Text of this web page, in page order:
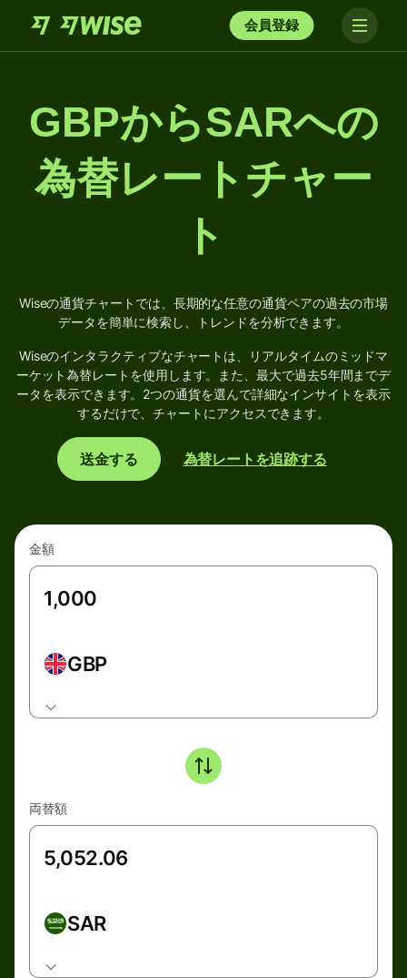
会員登録
GBPからSARへの
為替レートチャー
ト
Wiseの通貨チャートでは、長期的な任意の通貨ペアの過去の市場
データを簡単に検索し、トレンドを分析できます。
Wiseのインタラクティブなチャートは、リアルタイムのミッドマ
ーケット為替レートを使用します。また、最大で過去5年間までデ
ータを表示できます。2つの通貨を選んで詳細なインサイトを表示
するだけで、チャートにアクセスできます。
送金する 為替レートを追跡する
金額
GBP
両替額
SAR